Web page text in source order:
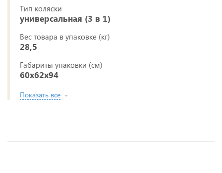
Тип коляски
универсальная (3 в 1)
Вес товара в упаковке (кг)
28,5
Габариты упаковки (см)
60x62x94
Показать все